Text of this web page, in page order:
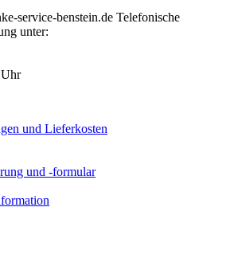
service-benstein.de Telefonische
unter:
und Lieferkosten
und -formular